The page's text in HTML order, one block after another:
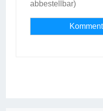
abbestellbar)